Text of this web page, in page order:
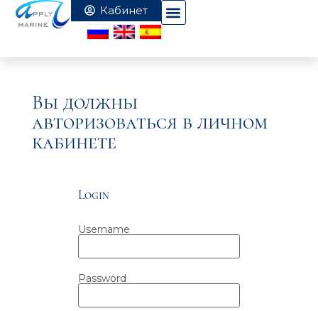
Вы должны
авторизоваться в личном
кабинете
Login
Username
Password